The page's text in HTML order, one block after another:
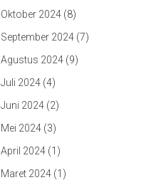
Oktober 2024 (8)
September 2024 (7)
Agustus 2024 (9)
Juli 2024 (4)
Juni 2024 (2)
Mei 2024 (3)
April 2024 (1)
Maret 2024 (1)